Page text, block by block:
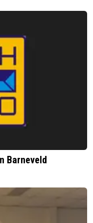
Barneveld